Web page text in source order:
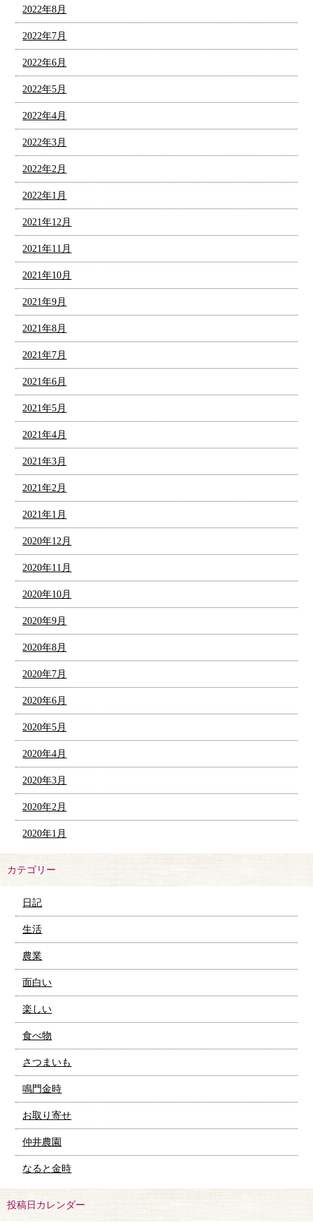
2022年8月
2022年7月
2022年6月
2022年5月
2022年4月
2022年3月
2022年2月
2022年1月
2021年12月
2021年11月
2021年10月
2021年9月
2021年8月
2021年7月
2021年6月
2021年5月
2021年4月
2021年3月
2021年2月
2021年1月
2020年12月
2020年11月
2020年10月
2020年9月
2020年8月
2020年7月
2020年6月
2020年5月
2020年4月
2020年3月
2020年2月
2020年1月
カテゴリー
日記
生活
農業
面白い
楽しい
食べ物
さつまいも
鳴門金時
お取り寄せ
仲井農園
なると金時
投稿日カレンダー